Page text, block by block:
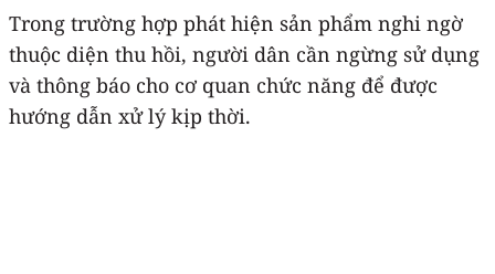
Trong trường hợp phát hiện sản phẩm nghi ngờ
thuộc diện thu hồi, người dân cần ngừng sử dụng
và thông báo cho cơ quan chức năng để được
hướng dẫn xử lý kịp thời.